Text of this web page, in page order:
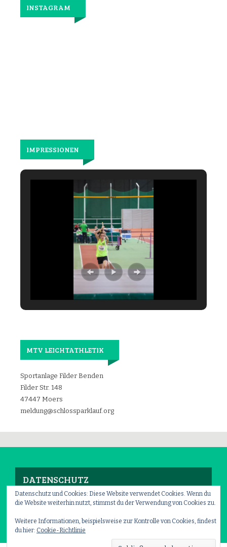
INSTAGRAM
IMPRESSIONEN
MTV LEICHTATHLETIK
Sportanlage Filder Benden
Filder Str. 148
47447 Moers
meldung@schlossparklauf.org
DATENSCHUTZ
Impressum–Datenschutz
Datenschutz und Cookies: Diese Website verwendet Cookies. Wenn du
die Website weiterhin nutzt, stimmst du der Verwendung von Cookies zu.
Weitere Informationen, beispielsweise zur Kontrolle von Cookies, findest
du hier: Cookie-Richtlinie